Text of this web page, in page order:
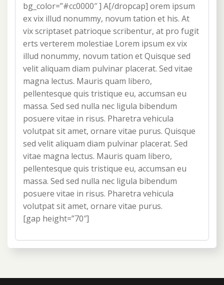
bg_color=”#cc0000″ ] A[/dropcap] orem ipsum
ex vix illud nonummy, novum tation et his. At
vix scriptaset patrioque scribentur, at pro fugit
erts verterem molestiae Lorem ipsum ex vix
illud nonummy, novum tation et Quisque sed
velit aliquam diam pulvinar placerat. Sed vitae
magna lectus. Mauris quam libero,
pellentesque quis tristique eu, accumsan eu
massa. Sed sed nulla nec ligula bibendum
posuere vitae in risus. Pharetra vehicula
volutpat sit amet, ornare vitae purus. Quisque
sed velit aliquam diam pulvinar placerat. Sed
vitae magna lectus. Mauris quam libero,
pellentesque quis tristique eu, accumsan eu
massa. Sed sed nulla nec ligula bibendum
posuere vitae in risus. Pharetra vehicula
volutpat sit amet, ornare vitae purus.
[gap height=”70″]